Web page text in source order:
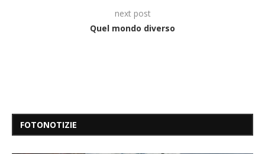
next post
Quel mondo diverso
FOTONOTIZIE